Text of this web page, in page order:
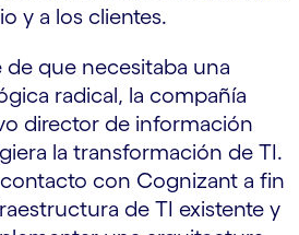
y a los clientes.
que necesitaba una
radical, la compañía
director de información
la transformación de TI.
con Cognizant a fin
de TI existente y